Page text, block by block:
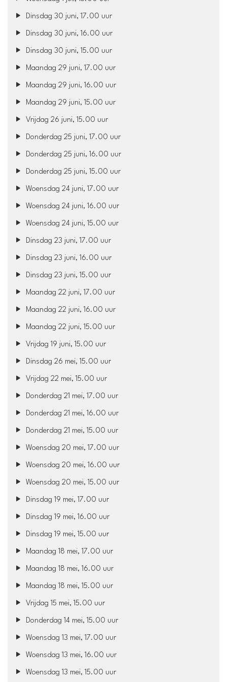
Dinsdag 30 juni, 17.00 uur
Dinsdag 30 juni, 16.00 uur
Dinsdag 30 juni, 15.00 uur
Maandag 29 juni, 17.00 uur
Maandag 29 juni, 16.00 uur
Maandag 29 juni, 15.00 uur
Vrijdag 26 juni, 15.00 uur
Donderdag 25 juni, 17.00 uur
Donderdag 25 juni, 16.00 uur
Donderdag 25 juni, 15.00 uur
Woensdag 24 juni, 17.00 uur
Woensdag 24 juni, 16.00 uur
Woensdag 24 juni, 15.00 uur
Dinsdag 23 juni, 17.00 uur
Dinsdag 23 juni, 16.00 uur
Dinsdag 23 juni, 15.00 uur
Maandag 22 juni, 17.00 uur
Maandag 22 juni, 16.00 uur
Maandag 22 juni, 15.00 uur
Vrijdag 19 juni, 15.00 uur
Dinsdag 26 mei, 15.00 uur
Vrijdag 22 mei, 15.00 uur
Donderdag 21 mei, 17.00 uur
Donderdag 21 mei, 16.00 uur
Donderdag 21 mei, 15.00 uur
Woensdag 20 mei, 17.00 uur
Woensdag 20 mei, 16.00 uur
Woensdag 20 mei, 15.00 uur
Dinsdag 19 mei, 17.00 uur
Dinsdag 19 mei, 16.00 uur
Dinsdag 19 mei, 15.00 uur
Maandag 18 mei, 17.00 uur
Maandag 18 mei, 16.00 uur
Maandag 18 mei, 15.00 uur
Vrijdag 15 mei, 15.00 uur
Donderdag 14 mei, 15.00 uur
Woensdag 13 mei, 17.00 uur
Woensdag 13 mei, 16.00 uur
Woensdag 13 mei, 15.00 uur